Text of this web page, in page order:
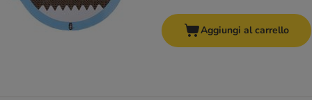
Aggiungi al carrello